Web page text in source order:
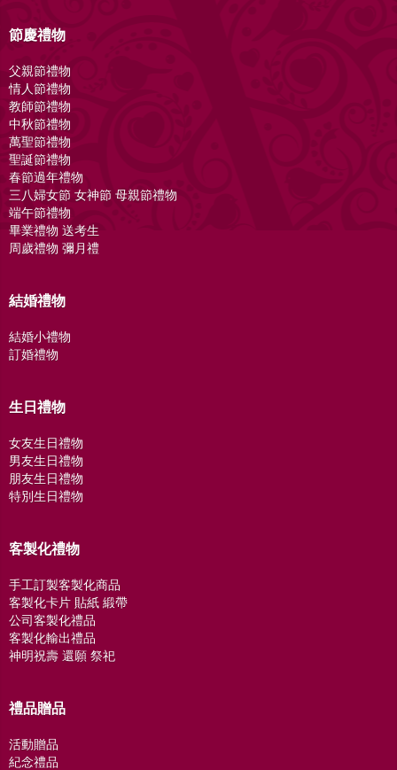
節慶禮物
父親節禮物
情人節禮物
教師節禮物
中秋節禮物
萬聖節禮物
聖誕節禮物
春節過年禮物
三八婦女節 女神節 母親節禮物
端午節禮物
畢業禮物 送考生
周歲禮物 彌月禮
結婚禮物
結婚小禮物
訂婚禮物
生日禮物
女友生日禮物
男友生日禮物
朋友生日禮物
特別生日禮物
客製化禮物
手工訂製客製化商品
客製化卡片 貼紙 緞帶
公司客製化禮品
客製化輸出禮品
神明祝壽 還願 祭祀
禮品贈品
活動贈品
紀念禮品